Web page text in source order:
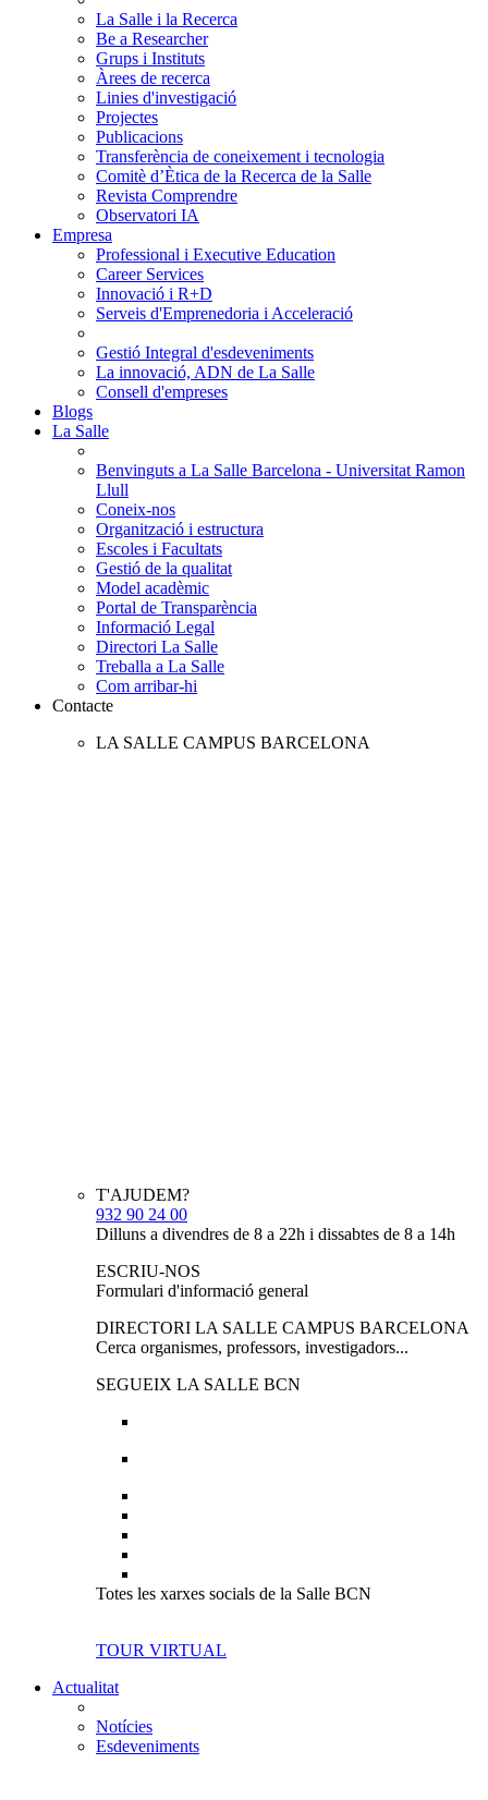
La Salle i la Recerca
Be a Researcher
Grups i Instituts
Àrees de recerca
Linies d'investigació
Projectes
Publicacions
Transferència de coneixement i tecnologia
Comitè d’Ètica de la Recerca de la Salle
Revista Comprendre
Observatori IA
Empresa
Professional i Executive Education
Career Services
Innovació i R+D
Serveis d'Emprenedoria i Acceleració
Gestió Integral d'esdeveniments
La innovació, ADN de La Salle
Consell d'empreses
Blogs
La Salle
Benvinguts a La Salle Barcelona - Universitat Ramon
Llull
Coneix-nos
Organització i estructura
Escoles i Facultats
Gestió de la qualitat
Model acadèmic
Portal de Transparència
Informació Legal
Directori La Salle
Treballa a La Salle
Com arribar-hi
Contacte
LA SALLE CAMPUS BARCELONA
T'AJUDEM?
932 90 24 00
Dilluns a divendres de 8 a 22h i dissabtes de 8 a 14h
ESCRIU-NOS
Formulari d'informació general
DIRECTORI LA SALLE CAMPUS BARCELONA
Cerca organismes, professors, investigadors...
SEGUEIX LA SALLE BCN
Totes les xarxes socials de la Salle BCN
TOUR VIRTUAL
Actualitat
Notícies
Esdeveniments